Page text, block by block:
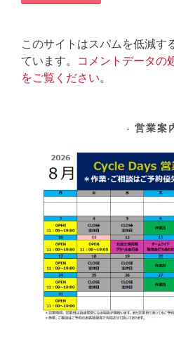
このサイトはスパムを低減す
ています。 コメントデータの
をご覧ください。
営業案